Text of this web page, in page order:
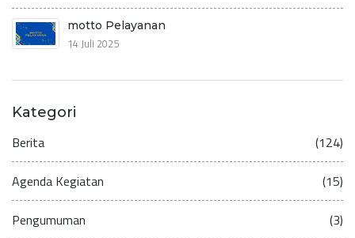
motto Pelayanan
14 Juli 2025
Kategori
Berita (124)
Agenda Kegiatan (15)
Pengumuman (3)